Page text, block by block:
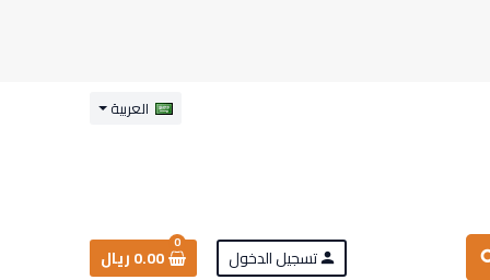
العربية
person تسجيل الدخول
0
0.00 ريال